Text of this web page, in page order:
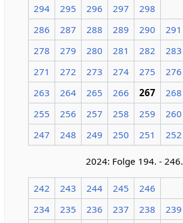
294 295 296 297
298
286
287 288 289 290 291
278
279 280 281 282 283
271
272 273 274 275 276
263
264 265 266 267 268
255
256 257 258 259 260
247
248 249 250 251 252
2024: Folge 194. - 246.
242 243 244 245
246
234
235 236 237 238 239